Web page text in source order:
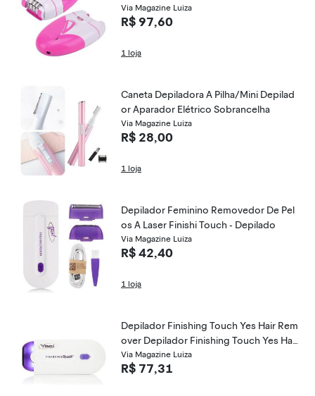
Via Magazine Luiza
R$ 97,60
1 loja
Caneta Depiladora A Pilha/Mini Depilad
or Aparador Elétrico Sobrancelha
Via Magazine Luiza
R$ 28,00
1 loja
Depilador Feminino Removedor De Pel
os A Laser Finishi Touch - Depilado
Via Magazine Luiza
R$ 42,40
1 loja
Depilador Finishing Touch Yes Hair Rem
over Depilador Finishing Touch Yes Hair
Remover
Via Magazine Luiza
R$ 77,31